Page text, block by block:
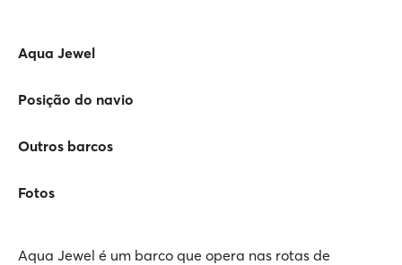
Aqua Jewel
Posição do navio
Outros barcos
Fotos
Aqua Jewel é um barco que opera nas rotas de